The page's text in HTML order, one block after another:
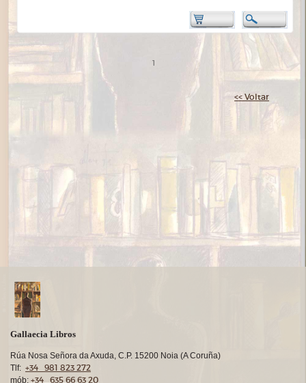
1
<< Voltar
Gallaecia Libros
Rúa Nosa Señora da Axuda, C.P. 15200 Noia (A Coruña)
Tlf: +34 981 823 272
mób: +34 635 66 63 20